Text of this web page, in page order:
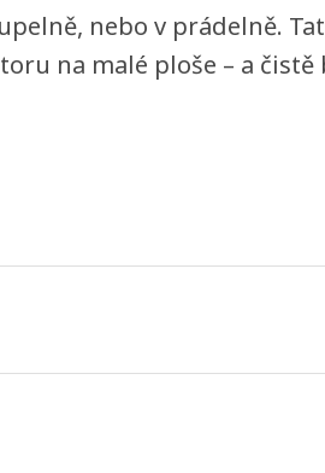
nebo v prádelně.
na malé ploše – a čistě